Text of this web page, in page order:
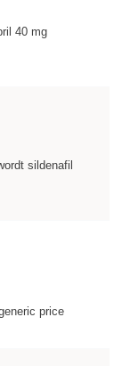
40 mg
sildenafil
price